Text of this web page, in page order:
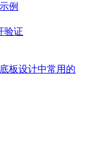
例
验证
板设计中常用的